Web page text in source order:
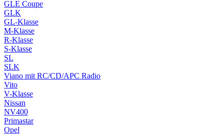
GLE Coupe
GLK
GL-Klasse
M-Klasse
R-Klasse
S-Klasse
SL
SLK
Viano mit RC/CD/APC Radio
Vito
V-Klasse
Nissan
NV400
Primastar
Opel